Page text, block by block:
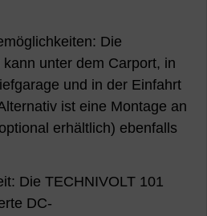
Die
unter dem Carport, in
und in der Einfahrt
ist eine Montage an
erhältlich) ebenfalls
Die TECHNIVOLT 101
DC-